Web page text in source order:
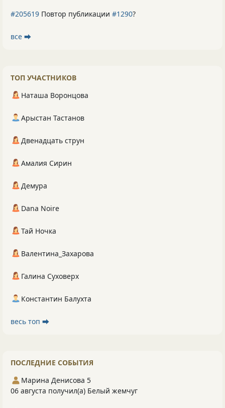
#205619 Повтор публикации #1290?
все ⮕
ТОП УЧАСТНИКОВ
Наташа Воронцова
Арыстан Тастанов
Двенадцать струн
Амалия Сирин
Демура
Dana Noire
Тай Ночка
Валентина_Захарова
Галина Суховерх
Константин Балухта
весь топ ⮕
ПОСЛЕДНИЕ СОБЫТИЯ
Марина Денисова 5
06 августа получил(а) Белый жемчуг